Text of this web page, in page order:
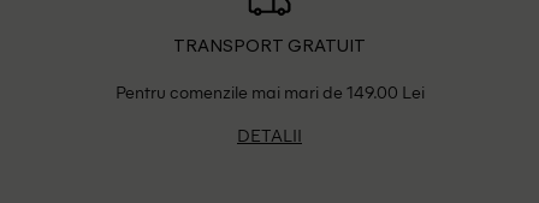
TRANSPORT GRATUIT
Pentru comenzile mai mari de 149.00 Lei
DETALII